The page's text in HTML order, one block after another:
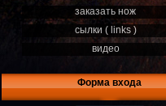
заказать нож
сылки ( links )
видео
Форма входа